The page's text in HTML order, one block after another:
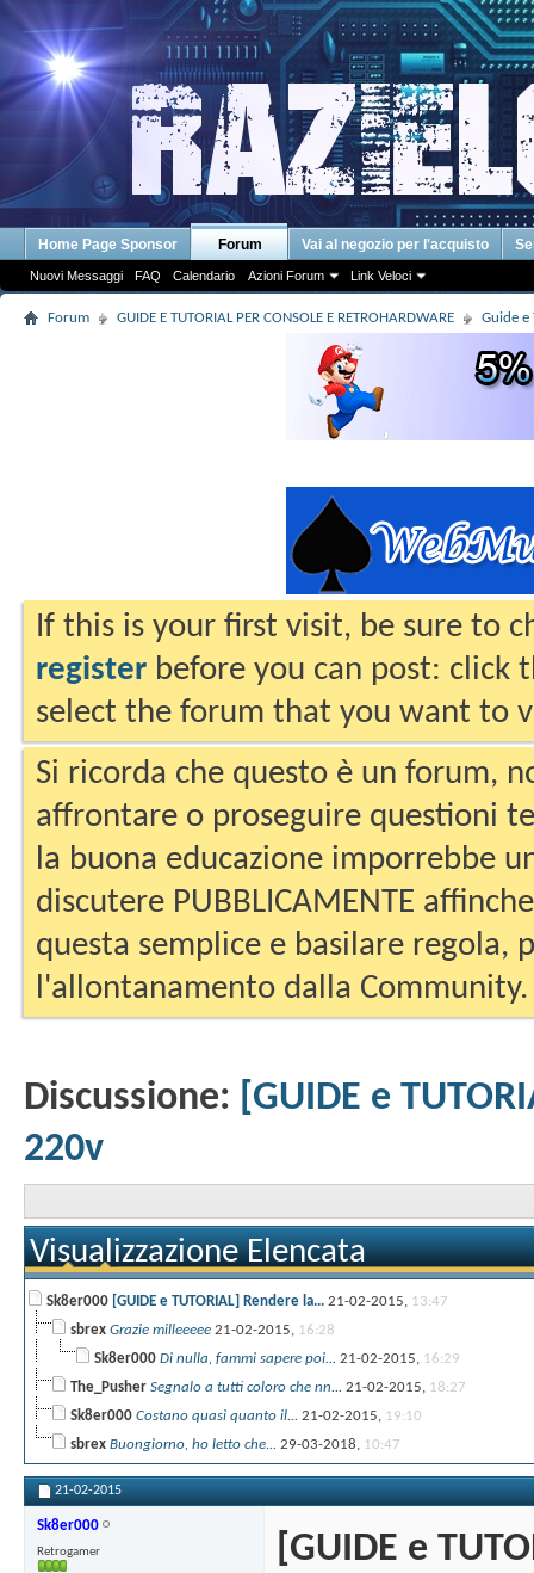
Home Page Sponsor Forum
Nuovi Messaggi FAQ Calendario Azioni Forum Link Veloci
Vai al negozio per l'acquisto
Forum GUIDE E TUTORIAL PER CONSOLE E RETROHARDWARE Guide e
If this is your first visit, be sure to
register before you can post: click
select the forum that you want to
Si ricorda che questo è un forum,
affrontare o proseguire questioni
la buona educazione imporrebbe
discutere PUBBLICAMENTE
questa semplice e basilare regola,
l'allontanamento dalla Community.
Discussione: [GUIDE e
220v
Visualizzazione Elencata
Sk8er000 [GUIDE e TUTORIAL] Rendere la... 21-02-2015, 13:47
sbrex Grazie milleeeee 21-02-2015, 16:28
Sk8er000 Di nulla, fammi sapere poi... 21-02-2015, 16:29
The_Pusher Segnalo a tutti coloro che nn... 21-02-2015, 18:27
Sk8er000 Costano quasi quanto il... 21-02-2015, 19:10
sbrex Buongiorno, ho letto che... 29-03-2018, 10:47
21-02-2015
Sk8er000
Retrogamer
[GUIDE e